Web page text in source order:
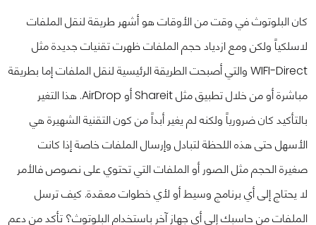
كان البلوتوث في وقت من الأوقات هو أشهر طريقة لنقل الملفات
لاسلكياً ولكن ومع ازدياد حجم الملفات ظهرت تقنيات جديدة مثل
WIFI-Direct والتي أصبحت الطريقة الرئيسية لنقل الملفات إما بطريقة
مباشرة أو من خلال تطبيق مثل Shareit أو AirDrop. هذا التغير
بالتأكيد كان ضرورياً ولكنه لم يغير أبداً من كون التقنية الشهيرة هي
الأسهل حتى هذه اللحظة لتبادل وإرسال الملفات خاصة إذا كانت
صغيرة الحجم مثل الصور أو الملفات التي تحتوي على نصوص فالأمر
لا يحتاج إلى أي برنامج وسيط أو لأي خطوات معقدة. كيف ترسل
الملفات من حاسبك إلى أي جهاز آخر باستخدام البلوتوث؟ تأكد من دعم